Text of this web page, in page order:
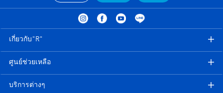
เกี่ยวกับ"R"
ศูนย์ช่วยเหลือ
บริการต่างๆ